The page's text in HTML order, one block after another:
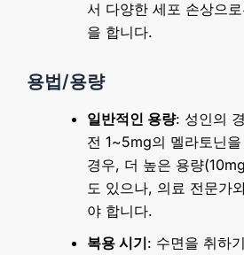
서 다양한 세포 손상으
을 합니다.
용법/용량
일반적인 용량: 성인의
전 1~5mg의 멜라토닌
경우, 더 높은 용량
도 있으나, 의료 전문가
야 합니다.
복용 시기: 수면을 취하